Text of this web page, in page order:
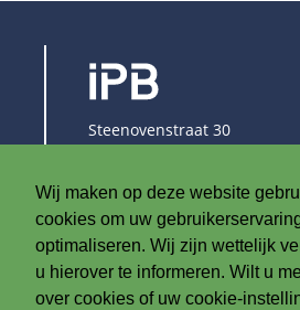
Wij maken op deze website
cookies om uw
optimaliseren. Wij zijn wettelijk
u hierover te informeren. Wilt u
over cookies of uw cookie-
Steenovenstraat 30
T+32 (0)56 60 79 19
F +32 (0)56 61 08 85
info@iplast.be